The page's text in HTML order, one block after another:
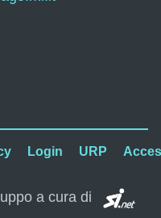
Login URP
a cura di